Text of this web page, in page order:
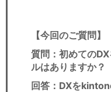
ＩＴ
飲食店情報
【今回のご質問】
質問：初めての
ルはありますか？
回答：DXを